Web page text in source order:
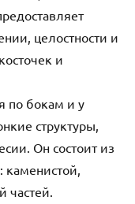
целостности и
и
по бокам и у
структуры,
Он состоит из
каменистой,
частей.